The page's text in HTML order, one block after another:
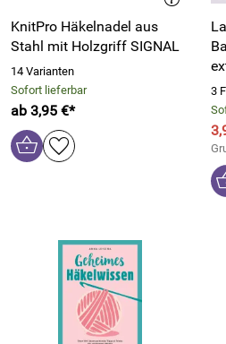
KnitPro Häkelnadel aus
Stahl mit Holzgriff SIGNAL
14 Varianten
Sofort lieferbar
ab 3,95 €*
3